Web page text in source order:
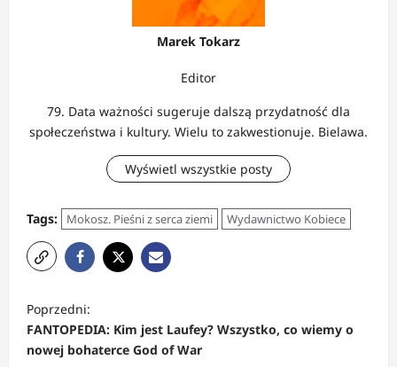
Marek Tokarz
Editor
79. Data ważności sugeruje dalszą przydatność dla
społeczeństwa i kultury. Wielu to zakwestionuje. Bielawa.
Wyświetl wszystkie posty
Tags: Mokosz. Pieśni z serca ziemi Wydawnictwo Kobiece
o
b
Poprzedni:
FANTOPEDIA: Kim jest Laufey? Wszystko, co wiemy o
nowej bohaterce God of War